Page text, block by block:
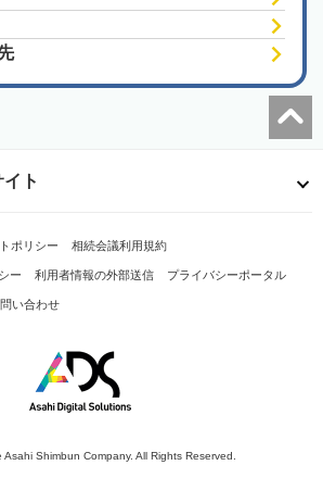
ト
ポリシー 相続会議利用規約
ー 利用者情報の外部送信 プライバシーポータル
い合わせ
Shimbun Company. All Rights Reserved.